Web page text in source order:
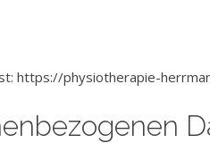
https://physiotherapie-